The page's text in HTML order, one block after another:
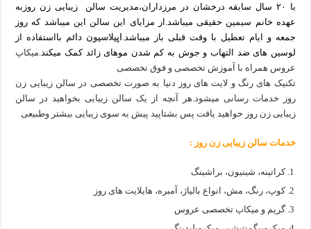
با ۲۰ سال سابقه درخشان در مرزداران،مدیریت سالن زیبایی زن روزبه
عهده خانم سیمین حقیقی میباشد.از مزایای این سالن این میباشد که روز
جمعه و ایام تعطیل با وقت قبلی باز میباشد. اپیلاسیون دائم بااستفاده از
لوسین های ضد التهاب و جوش به کم شدن موهای زائد کمک میکند. میکاپ
عروس همراه با آموزش تخصصی و فوق تخصصی
تکنیک های رنگ و لایت های روز دنیا به صورت تخصصی در سالن زیبایی زن
روز خدمات رسانی میشود.هر آنچه از یک سالن زیبایی بخواهید در سالن
زیبایی زن روز خواهید یافت پس بشتاپید پیش به سوی زیبایی بیشتر وطبیعی
خدمات سالن زیبایی زن روز :
کراتینه، شینیون، براشینگ
کوپ، رنگ، مش، انواع بالیاژ، آمبره، هایلایت های روز
گریم و میکاپ تخصصی عروس